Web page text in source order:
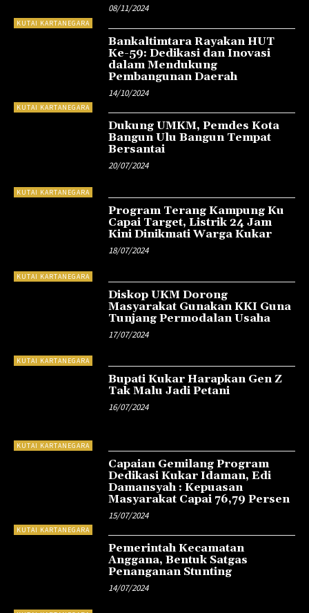
KUTAI KARTANEGARA
08/11/2024
KUTAI KARTANEGARA
Bankaltimtara Rayakan HUT
Ke-59: Dedikasi dan Inovasi
dalam Mendukung
Pembangunan Daerah
14/10/2024
KUTAI KARTANEGARA
Dukung UMKM, Pemdes Kota
Bangun Ulu Bangun Tempat
Bersantai
20/07/2024
KUTAI KARTANEGARA
Program Terang Kampung Ku
Capai Target, Listrik 24 Jam
Kini Dinikmati Warga Kukar
18/07/2024
KUTAI KARTANEGARA
Diskop UKM Dorong
Masyarakat Gunakan KKI Guna
Tunjang Permodalan Usaha
17/07/2024
KUTAI KARTANEGARA
Bupati Kukar Harapkan Gen Z
Tak Malu Jadi Petani
16/07/2024
KUTAI KARTANEGARA
Capaian Gemilang Program
Dedikasi Kukar Idaman, Edi
Damansyah : Kepuasan
Masyarakat Capai 76,79 Persen
15/07/2024
Pemerintah Kecamatan
Anggana, Bentuk Satgas
Penanganan Stunting
14/07/2024